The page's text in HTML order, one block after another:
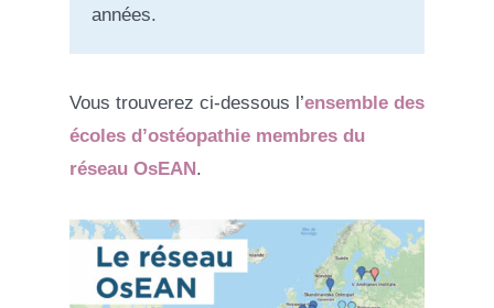
années.
Vous trouverez ci-dessous l’ensemble des
écoles d’ostéopathie membres du
réseau OsEAN.